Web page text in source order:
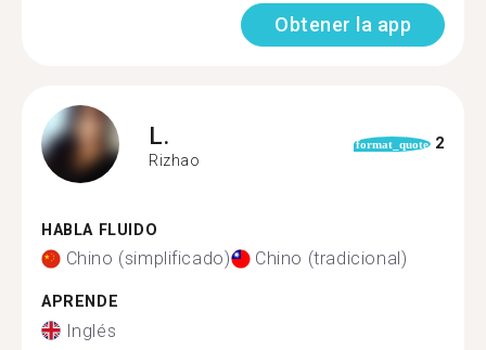
Obtener la app
L.
Rizhao
format_quote 2
HABLA FLUIDO
Chino (simplificado) Chino (tradicional)
APRENDE
Inglés